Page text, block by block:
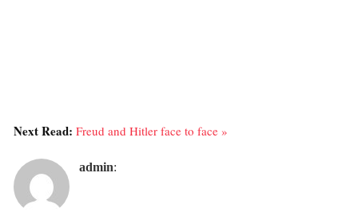
Next Read: Freud and Hitler face to face »
admin: